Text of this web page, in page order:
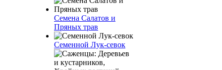
Семена Салатов и
Пряных трав
Семенной Лук-севок